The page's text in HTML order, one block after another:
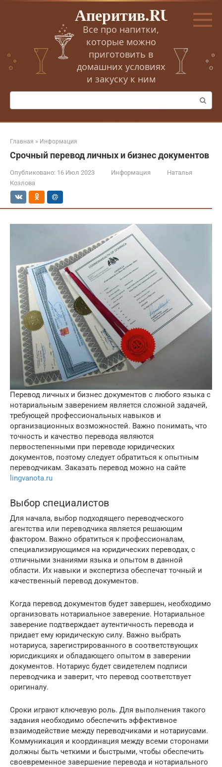
Перейти
Аперитив.RU
Все про напитки,
которые можно
приготовить в
домашних условиях
и закуску к ним
Поиск:
Главная » Информация
Срочный перевод личных и бизнес документов
Опубликовано: 16 Июл 2023 Информация
Наталья
Козлова
Перевод личных и бизнес документов с любого языка с
нотариальным заверением является сложной задачей,
требующей профессиональных навыков и
организационных возможностей. Важно понимать, что
точность и качество перевода являются
первостепенными при переводе юридических
документов, поэтому следует обратиться к опытным
переводчикам. Заказать перевод можно на сайте
lingvanota.ru
Выбор специалистов
Для начала, выбор подходящего переводческого
агентства или переводчика является решающим
фактором. Важно обратиться к профессионалам,
специализирующимся на юридических переводах, с
отличными знаниями языка и опытом в данной
области. Их навыки и экспертиза обеспечат точный и
качественный перевод документов.
Когда перевод документов будет завершен, необходимо
организовать нотариальное заверение. Нотариальное
заверение подтверждает аутентичность перевода и
придает ему юридическую силу. Важно выбрать
нотариуса, зарегистрированного в соответствующих
юрисдикциях и обладающего опытом в заверении
документов. Нотариус будет свидетелем подписи
переводчика и заверит, что перевод соответствует
оригиналу.
Сроки играют ключевую роль. Для выполнения такого
задания необходимо обеспечить эффективное
взаимодействие между переводчиками и нотариусами.
Коммуникация и координация между всеми сторонами
должны быть четкими и быстрыми, чтобы обеспечить
своевременное завершение перевода и нотариального